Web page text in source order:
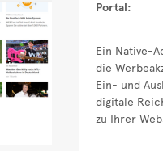
Portal:
Ein Native-
die
Ein- und
digitale
zu Ihrer